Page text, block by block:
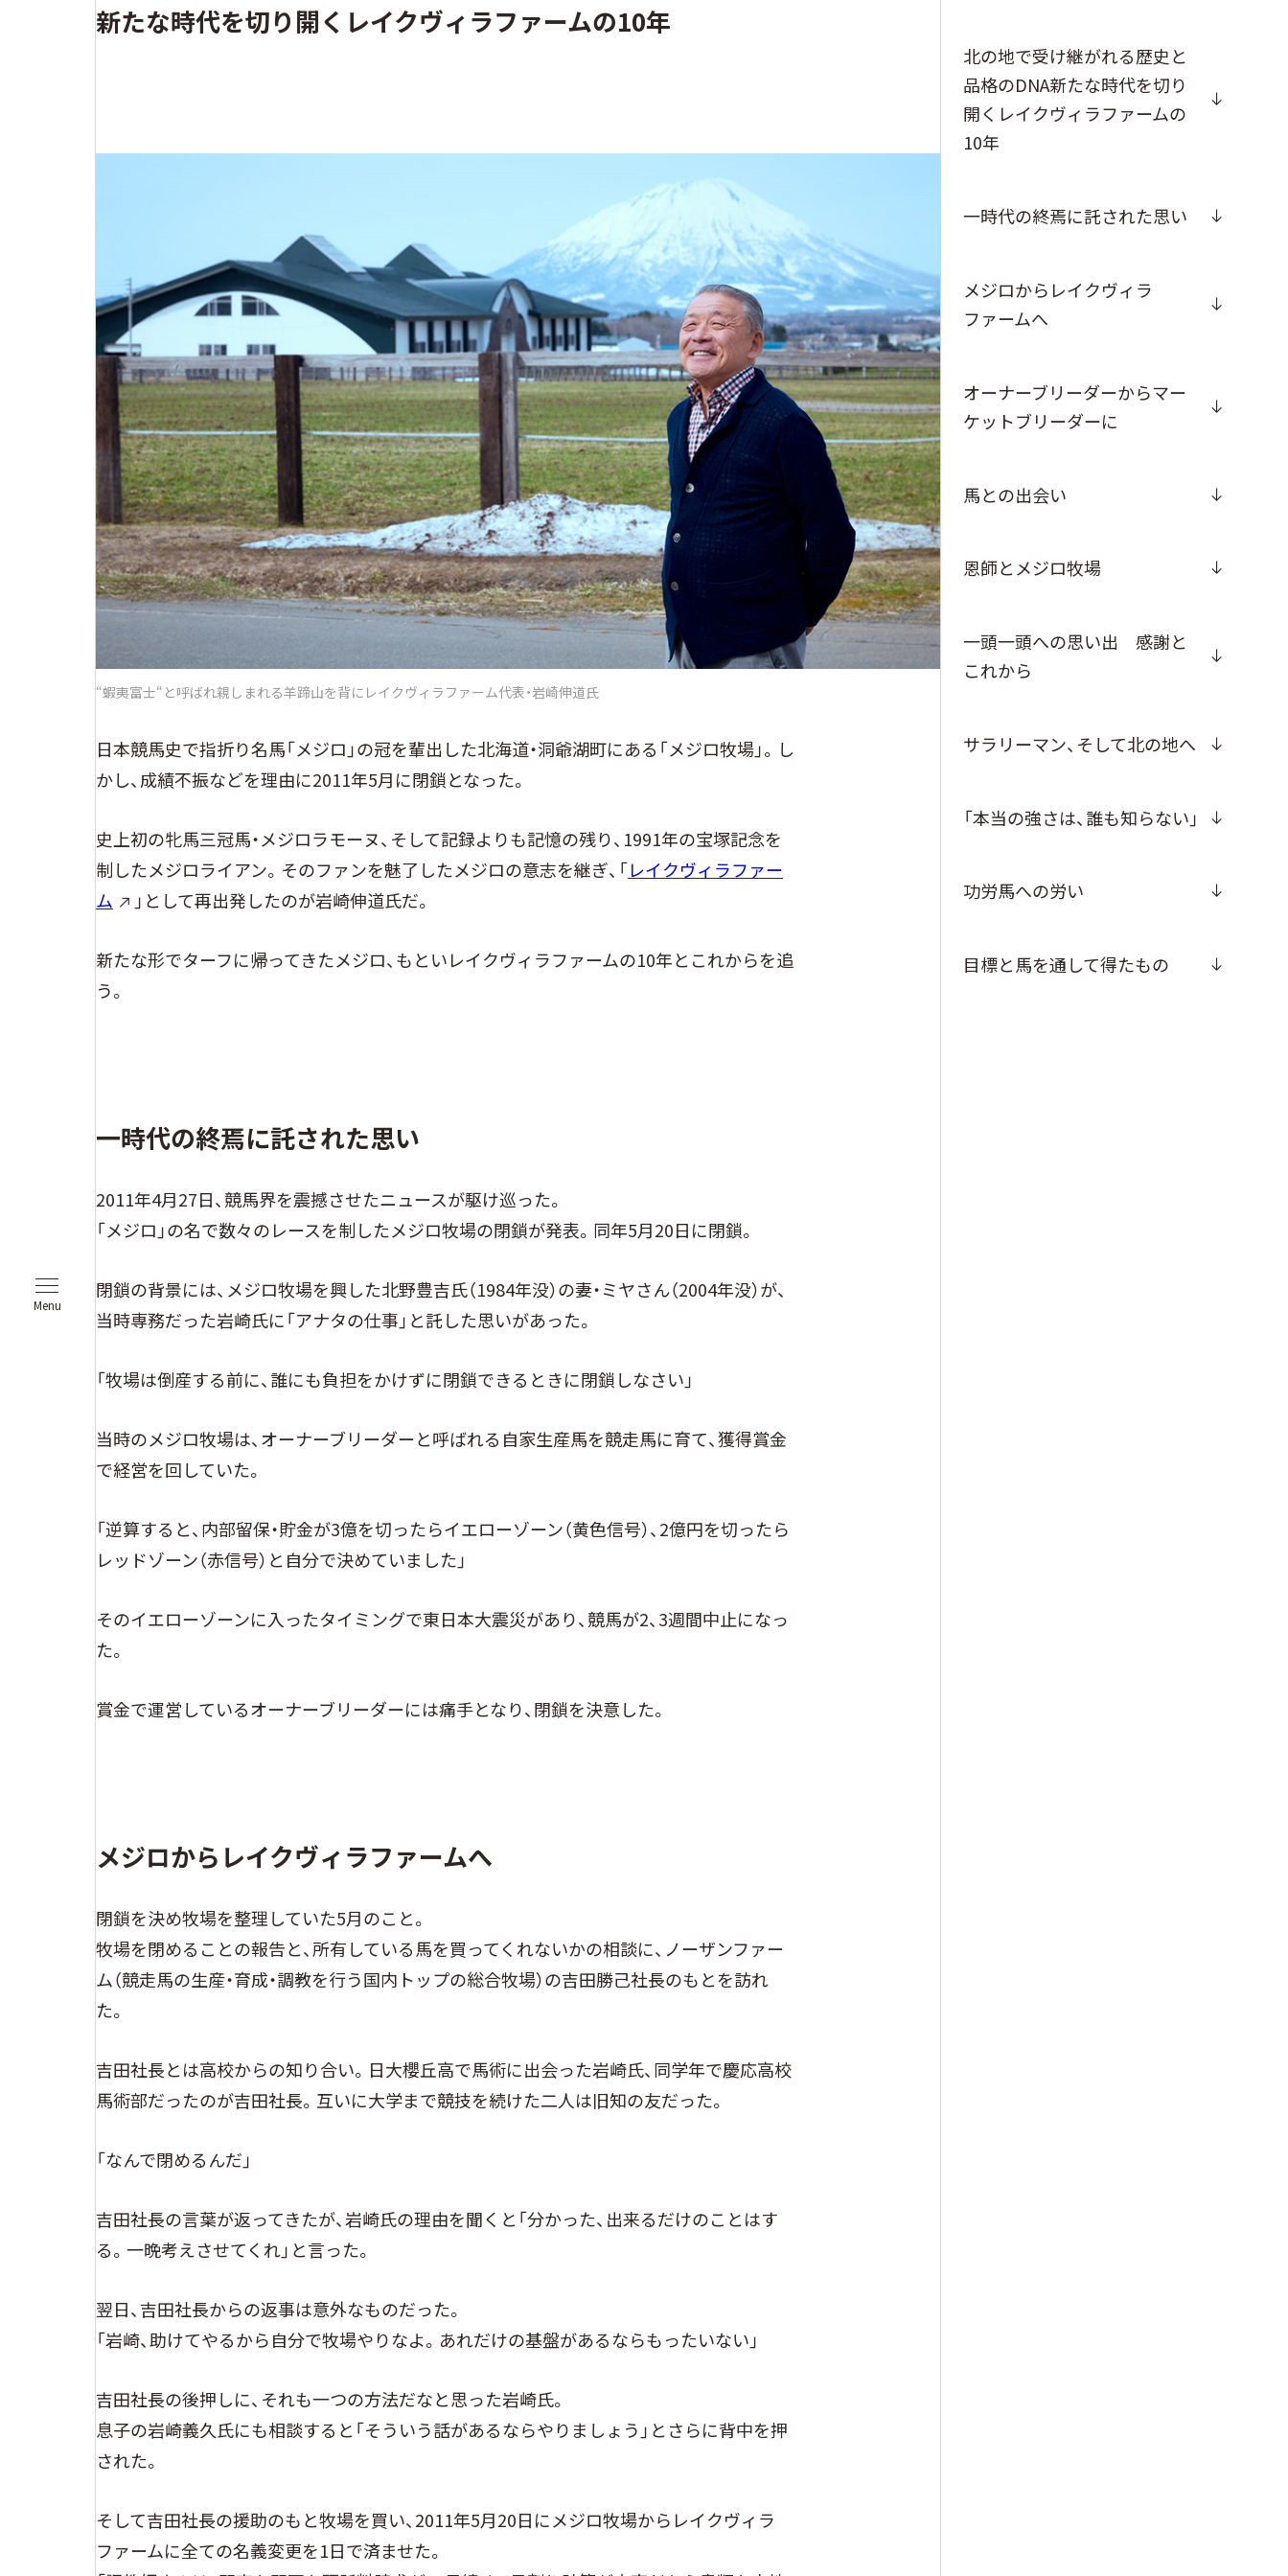
Menu
北の地で受け継がれる歴史と
品格のDNA新たな時代を切り
開くレイクヴィラファームの
10年
一時代の終焉に託された思い
メジロからレイクヴィラ
ファームへ
オーナーブリーダーからマー
ケットブリーダーに
馬との出会い
恩師とメジロ牧場
一頭一頭への思い出 感謝と
これから
サラリーマン、そして北の地へ
「本当の強さは、誰も知らない」
功労馬への労い
目標と馬を通して得たもの
新たな時代を切り開くレイクヴィラファームの10年
“蝦夷富士“と呼ばれ親しまれる羊蹄山を背にレイクヴィラファーム代表・岩崎伸道氏
日本競馬史で指折り名馬「メジロ」の冠を輩出した北海道・洞爺湖町にある「メジロ牧場」。し
かし、成績不振などを理由に2011年5月に閉鎖となった。
史上初の牝馬三冠馬・メジロラモーヌ、そして記録よりも記憶の残り、1991年の宝塚記念を
制したメジロライアン。そのファンを魅了したメジロの意志を継ぎ、「レイクヴィラファー
ム
」として再出発したのが岩崎伸道氏だ。
新たな形でターフに帰ってきたメジロ、もといレイクヴィラファームの10年とこれからを追
う。
一時代の終焉に託された思い
2011年4月27日、競馬界を震撼させたニュースが駆け巡った。
「メジロ」の名で数々のレースを制したメジロ牧場の閉鎖が発表。同年5月20日に閉鎖。
閉鎖の背景には、メジロ牧場を興した北野豊吉氏（1984年没）の妻・ミヤさん（2004年没）が、
当時専務だった岩崎氏に「アナタの仕事」と託した思いがあった。
「牧場は倒産する前に、誰にも負担をかけずに閉鎖できるときに閉鎖しなさい」
当時のメジロ牧場は、オーナーブリーダーと呼ばれる自家生産馬を競走馬に育て、獲得賞金
で経営を回していた。
「逆算すると、内部留保・貯金が3億を切ったらイエローゾーン（黄色信号）、2億円を切ったら
レッドゾーン（赤信号）と自分で決めていました」
そのイエローゾーンに入ったタイミングで東日本大震災があり、競馬が2、3週間中止になっ
た。
賞金で運営しているオーナーブリーダーには痛手となり、閉鎖を決意した。
メジロからレイクヴィラファームへ
閉鎖を決め牧場を整理していた5月のこと。
牧場を閉めることの報告と、所有している馬を買ってくれないかの相談に、ノーザンファー
ム（競走馬の生産・育成・調教を行う国内トップの総合牧場）の吉田勝己社長のもとを訪れ
た。
吉田社長とは高校からの知り合い。日大櫻丘高で馬術に出会った岩崎氏、同学年で慶応高校
馬術部だったのが吉田社長。互いに大学まで競技を続けた二人は旧知の友だった。
「なんで閉めるんだ」
吉田社長の言葉が返ってきたが、岩崎氏の理由を聞くと「分かった、出来るだけのことはす
る。一晩考えさせてくれ」と言った。
翌日、吉田社長からの返事は意外なものだった。
「岩崎、助けてやるから自分で牧場やりなよ。あれだけの基盤があるならもったいない」
吉田社長の後押しに、それも一つの方法だなと思った岩崎氏。
息子の岩崎義久氏にも相談すると「そういう話があるならやりましょう」とさらに背中を押
された。
そして吉田社長の援助のもと牧場を買い、2011年5月20日にメジロ牧場からレイクヴィラ
ファームに全ての名義変更を1日で済ませた。